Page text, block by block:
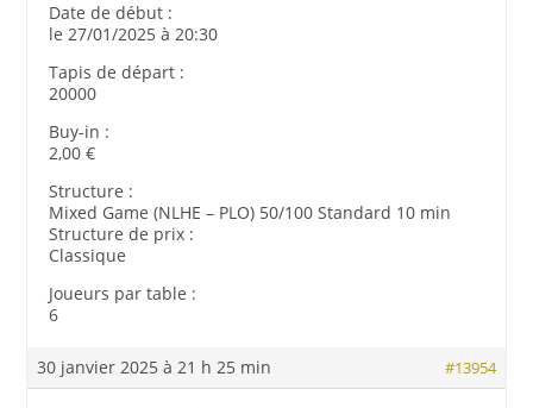
Date de début :
le 27/01/2025 à 20:30
Tapis de départ :
20000
Buy-in :
2,00 €
Structure :
Mixed Game (NLHE – PLO) 50/100 Standard 10 min
Structure de prix :
Classique
Joueurs par table :
6
30 janvier 2025 à 21 h 25 min #13954